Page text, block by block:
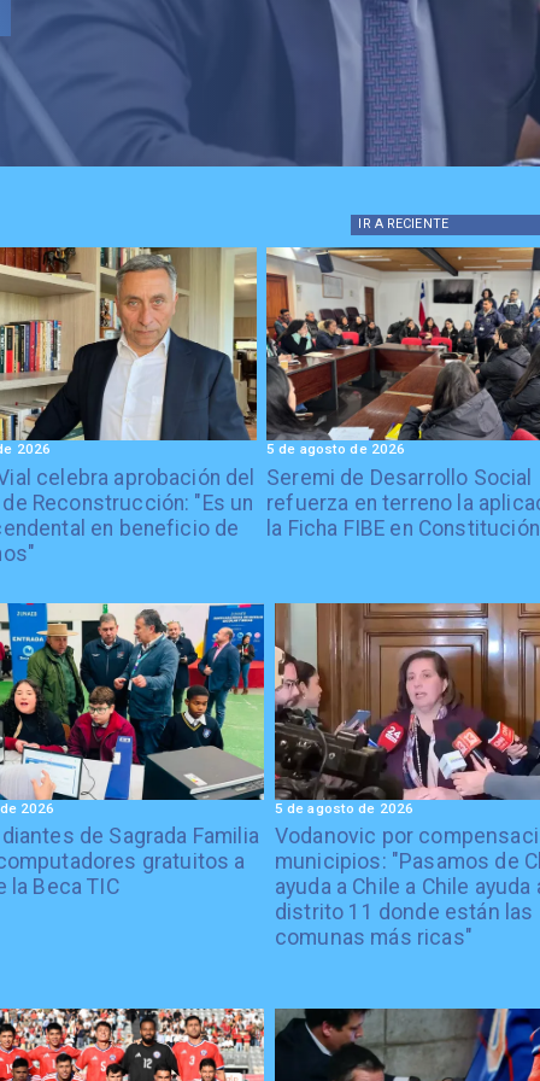
IR A RECIENTE
celebra aprobación del
Reconstrucción: "Es un
en beneficio de
2026
Seremi de Desarrollo Social
refuerza en terreno la
la Ficha FIBE en Constitución
5 de agosto de 2026
de Sagrada Familia
gratuitos a
la Beca TIC
2026
Vodanovic por
municipios: "Pasamos de
ayuda a Chile a Chile ayuda
distrito 11 donde están las
comunas más ricas"
5 de agosto de 2026